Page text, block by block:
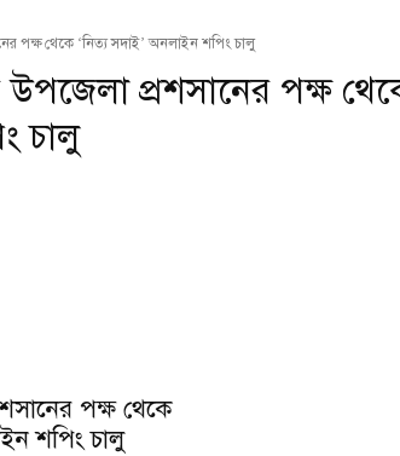
পক্ষ থেকে ‘নিত্য সদাই’ অনলাইন শপিং চালু
প্রশসানের পক্ষ
চালু
পক্ষ থেকে
শপিং চালু